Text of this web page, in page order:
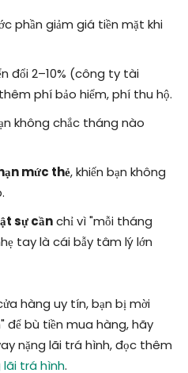
phần giảm giá tiền mặt khi
đổi 2–10% (công ty tài
phí bảo hiểm, phí thu hộ.
không chắc tháng nào
mức thẻ, khiến bạn không
sự cầnchỉ vì "mỗi tháng
tay là cái bẫy tâm lý lớn
hàng uy tín, bạn bị mời
bù tiền mua hàng, hãy
nặng lãi trá hình, đọc thêm
lãi trá hình.